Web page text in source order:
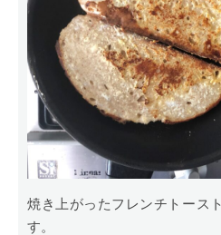
焼き上がったフレンチトース
す。